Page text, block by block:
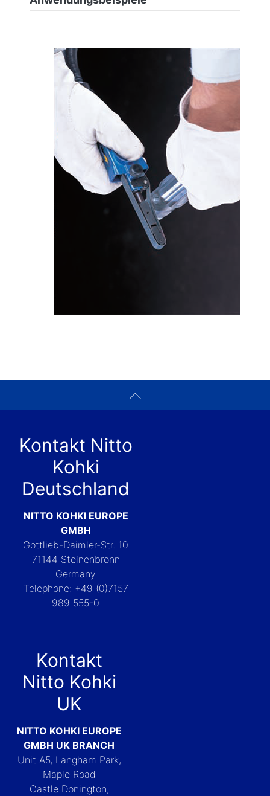
Kontakt Nitto
Kohki
Deutschland
NITTO KOHKI EUROPE
GMBH
Gottlieb-Daimler-Str. 10
71144 Steinenbronn
Germany
Telephone: +49 (0)7157
989 555-0
Kontakt
Nitto Kohki
UK
NITTO KOHKI EUROPE
GMBH UK BRANCH
Unit A5, Langham Park,
Maple Road
Castle Donington,